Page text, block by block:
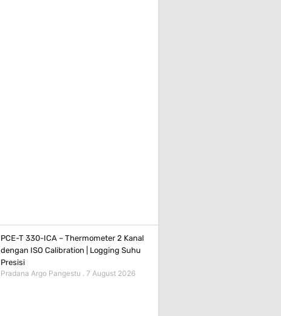
PCE-T 330-ICA – Thermometer 2 Kanal
dengan ISO Calibration | Logging Suhu
Presisi
Pradana Argo Pangestu
7 August 2026